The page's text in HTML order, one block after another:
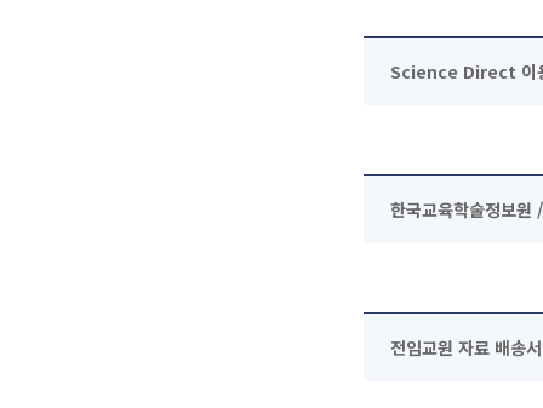
Science Direct 이
한국교육학술정보
전임교원 자료 배송